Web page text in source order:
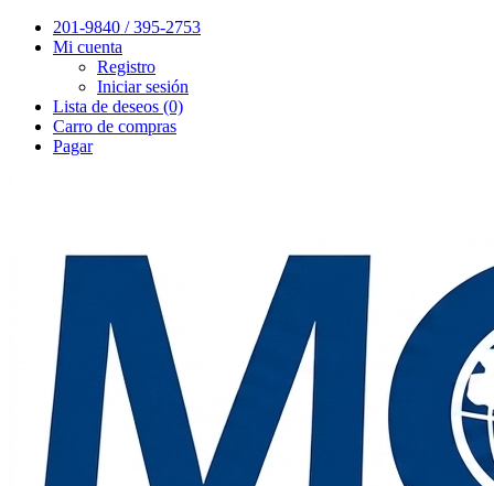
201-9840 / 395-2753
Mi cuenta
Registro
Iniciar sesión
Lista de deseos (0)
Carro de compras
Pagar